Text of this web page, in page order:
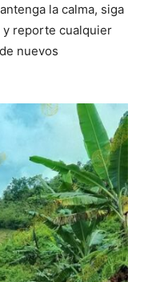
la calma, siga
y reporte cualquier
nuevos